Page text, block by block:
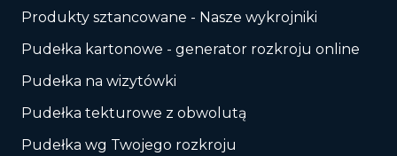
Produkty sztancowane - Nasze wykrojniki
Pudełka kartonowe - generator rozkroju online
Pudełka na wizytówki
Pudełka tekturowe z obwolutą
Pudełka wg Twojego rozkroju